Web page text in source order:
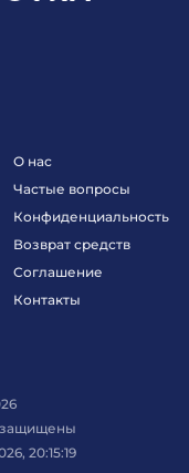
О нас
Частые вопросы
Конфиденциальность
Возврат средств
Соглашение
Контакты
защищены
20:15:19